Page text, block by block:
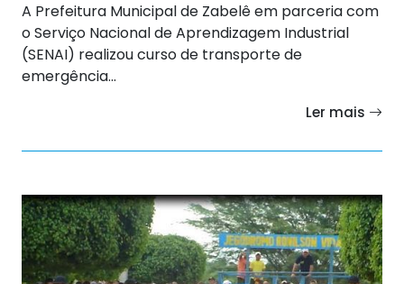
A Prefeitura Municipal de Zabelê em parceria com
o Serviço Nacional de Aprendizagem Industrial
(SENAI) realizou curso de transporte de
emergência...
Ler mais